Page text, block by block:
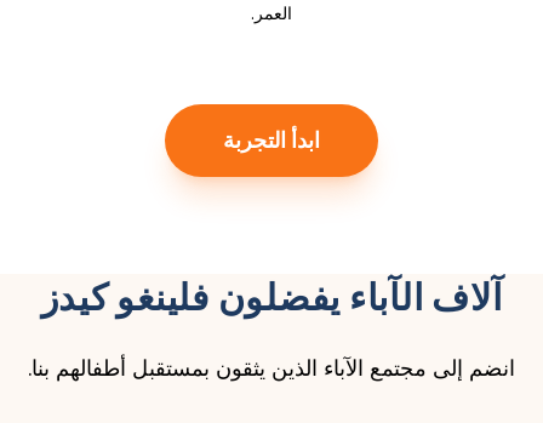
العمر.
ابدأ التجربة
آلاف الآباء يفضلون فلينغو كيدز
انضم إلى مجتمع الآباء الذين يثقون بمستقبل أطفالهم بنا.